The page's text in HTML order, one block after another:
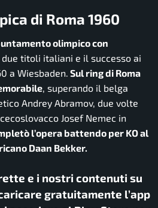
di Roma 1960
olimpico con
due titoli italiani e il successo ai
a Wiesbaden. Sul ring di Roma
, superando il belga
Andrey Abramov, due volte
Josef Nemec in
l’opera battendo per KO al
Daan Bekker.
e i nostri contenuti su
gratuitamente l’app